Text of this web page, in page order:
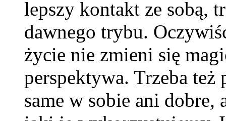
lepszy kontakt ze sobą,
dawnego trybu.
życie nie zmieni się
perspektywa. Trzeba też
same w sobie ani dobre,